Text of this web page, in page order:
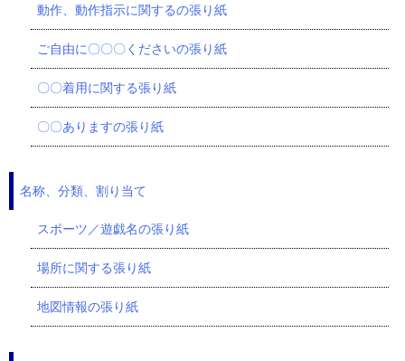
動作、動作指示に関するの張り紙
ご自由に〇〇〇くださいの張り紙
〇〇着用に関する張り紙
〇〇ありますの張り紙
名称、分類、割り当て
スポーツ／遊戯名の張り紙
場所に関する張り紙
地図情報の張り紙